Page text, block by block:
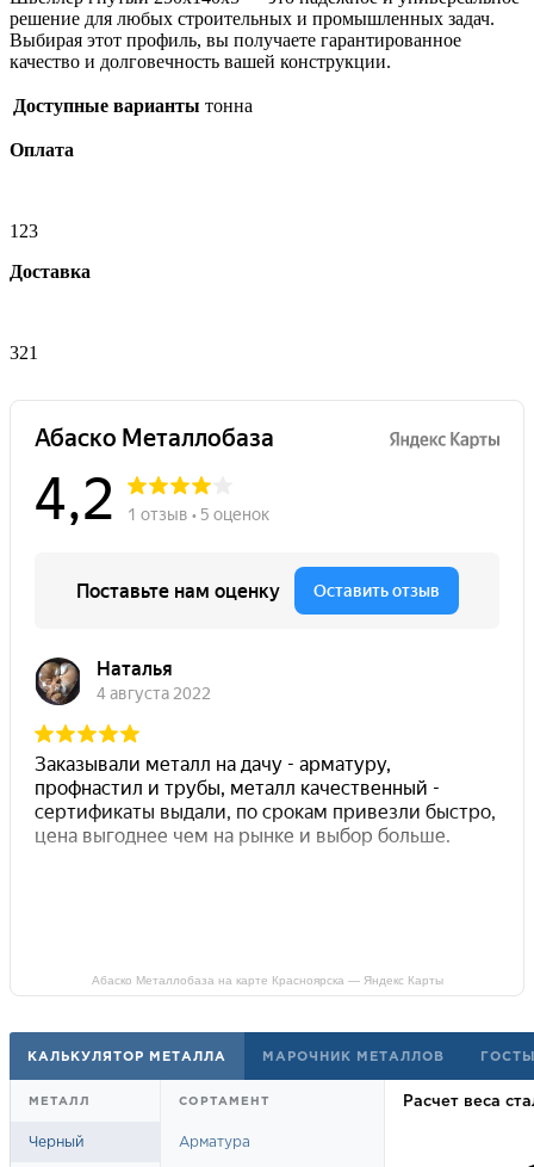
решение для любых строительных и промышленных задач.
Выбирая этот профиль, вы получаете гарантированное
качество и долговечность вашей конструкции.
Доступные варианты тонна
Оплата
123
Доставка
321
Абаско Металлобаза на карте Красноярска — Яндекс Карты